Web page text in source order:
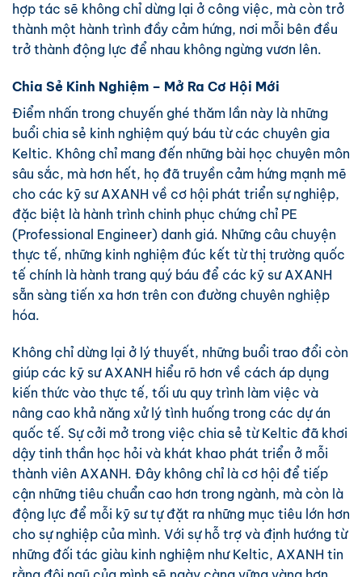
hợp tác sẽ không chỉ dừng lại ở công việc, mà còn trở
thành một hành trình đầy cảm hứng, nơi mỗi bên đều
trở thành động lực để nhau không ngừng vươn lên.
Chia Sẻ Kinh Nghiệm – Mở Ra Cơ Hội Mới
Điểm nhấn trong chuyến ghé thăm lần này là những
buổi chia sẻ kinh nghiệm quý báu từ các chuyên gia
Keltic. Không chỉ mang đến những bài học chuyên môn
sâu sắc, mà hơn hết, họ đã truyền cảm hứng mạnh mẽ
cho các kỹ sư AXANH về cơ hội phát triển sự nghiệp,
đặc biệt là hành trình chinh phục chứng chỉ PE
(Professional Engineer) danh giá. Những câu chuyện
thực tế, những kinh nghiệm đúc kết từ thị trường quốc
tế chính là hành trang quý báu để các kỹ sư AXANH
sẵn sàng tiến xa hơn trên con đường chuyên nghiệp
hóa.
Không chỉ dừng lại ở lý thuyết, những buổi trao đổi còn
giúp các kỹ sư AXANH hiểu rõ hơn về cách áp dụng
kiến thức vào thực tế, tối ưu quy trình làm việc và
nâng cao khả năng xử lý tình huống trong các dự án
quốc tế. Sự cởi mở trong việc chia sẻ từ Keltic đã khơi
dậy tinh thần học hỏi và khát khao phát triển ở mỗi
thành viên AXANH. Đây không chỉ là cơ hội để tiếp
cận những tiêu chuẩn cao hơn trong ngành, mà còn là
động lực để mỗi kỹ sư tự đặt ra những mục tiêu lớn hơn
cho sự nghiệp của mình. Với sự hỗ trợ và định hướng từ
những đối tác giàu kinh nghiệm như Keltic, AXANH tin